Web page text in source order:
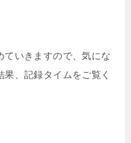
ていきますので、気にな
、記録タイムをご覧く